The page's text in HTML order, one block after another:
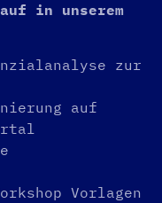
in unserem
zur
auf
Vorlagen